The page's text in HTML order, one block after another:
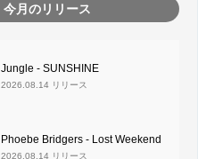
今月のリリース
Jungle - SUNSHINE
2026.08.14 リリース
Phoebe Bridgers - Lost Weekend
2026.08.14 リリース